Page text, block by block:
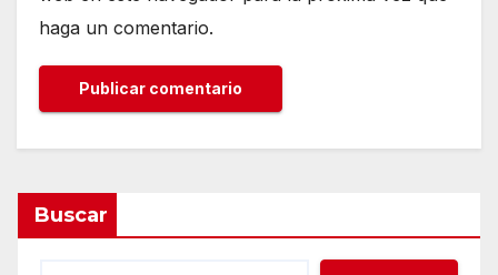
haga un comentario.
Buscar